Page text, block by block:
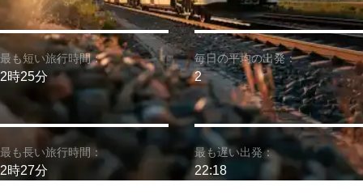
最も短い旅行時間：
2時25分
最も長い旅行時間：
2時27分
毎日の平均の出発：
2
最も遅い出発：
22:18